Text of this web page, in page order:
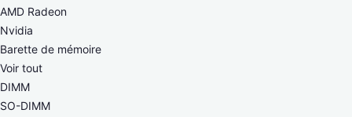
AMD Radeon
Nvidia
Barette de mémoire
Voir tout
DIMM
SO-DIMM